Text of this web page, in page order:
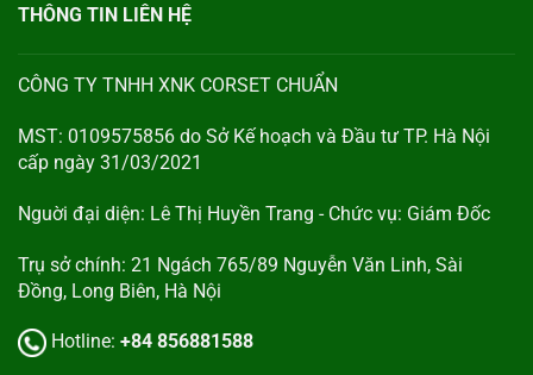
THÔNG TIN LIÊN HỆ
CÔNG TY TNHH XNK CORSET CHUẨN
MST: 0109575856 do Sở Kế hoạch và Đầu tư TP. Hà Nội
cấp ngày 31/03/2021
Nguời đại diện: Lê Thị Huyền Trang - Chức vụ: Giám Đốc
Trụ sở chính: 21 Ngách 765/89 Nguyễn Văn Linh, Sài
Đồng, Long Biên, Hà Nội
Hotline: +84 856881588